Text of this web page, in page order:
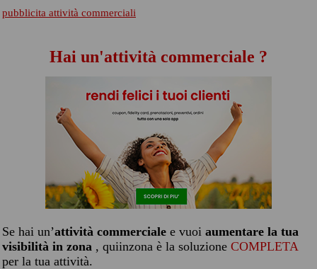
pubblicita attività commerciali
Hai un'attività commerciale ?
Se hai un’attività commerciale e vuoi aumentare la tua
visibilità in zona , quiinzona è la soluzione COMPLETA
per la tua attività.